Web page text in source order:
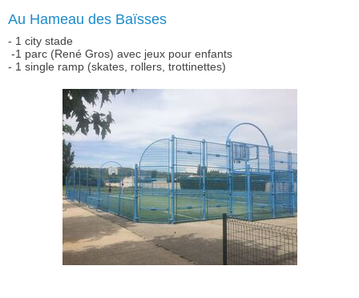
Au Hameau des Baïsses
- 1 city stade
-1 parc (René Gros) avec jeux pour enfants
- 1 single ramp (skates, rollers, trottinettes)